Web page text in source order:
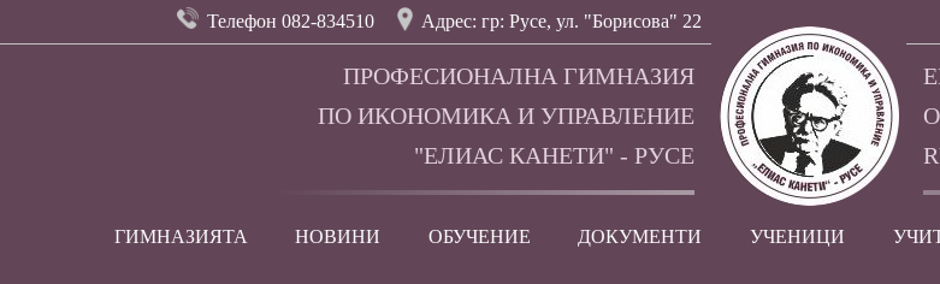
Телефон 082-834510 Адрес: гр: Русе, ул. "Борисова" 22
ПРОФЕСИОНАЛНА ГИМНАЗИЯ
ПО ИКОНОМИКА И УПРАВЛЕНИЕ
"ЕЛИАС КАНЕТИ" - РУСЕ
ГИМНАЗИЯТА НОВИНИ ОБУЧЕНИЕ ДОКУМЕНТИ УЧЕНИЦИ